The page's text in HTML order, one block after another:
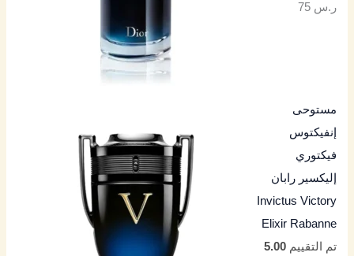
ر.س 75
مستوحى
إنفيكتوس
فيكتوري
إليكسير رابان
Invictus Victory
Elixir Rabanne
تم التقييم5.00